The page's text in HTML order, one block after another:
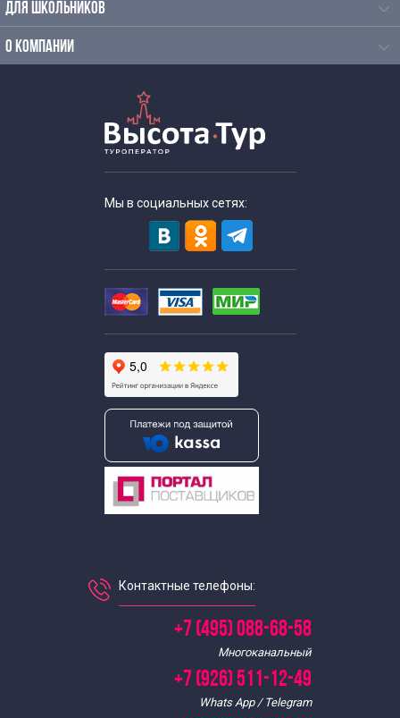
ДЛЯ ШКОЛЬНИКОВ
О КОМПАНИИ
Мы в социальных сетях:
Контактные телефоны:
+7 (495) 088-68-58
Многоканальный
+7 (926) 511-12-49
Whats App / Telegram